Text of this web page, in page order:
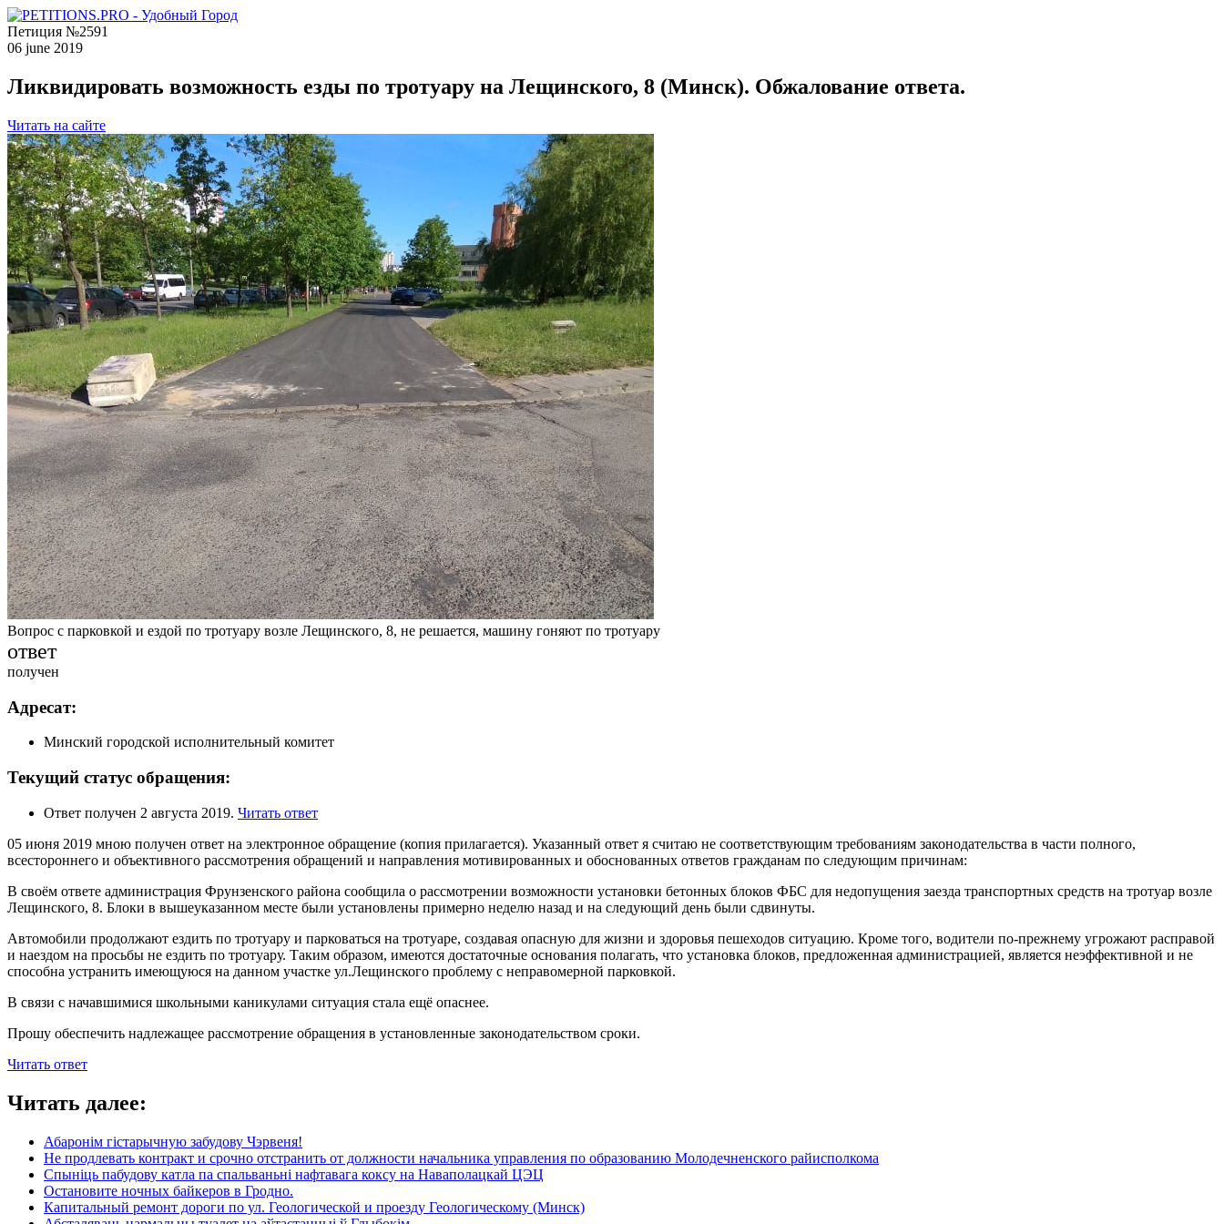
Петиция №2591
06 june 2019
Ликвидировать возможность езды по тротуару на Лещинского, 8 (Минск). Обжалование ответа.
Читать на сайте
Вопрос с парковкой и ездой по тротуару возле Лещинского, 8, не решается, машину гоняют по тротуару
ответ
получен
Адресат:
Минский городской исполнительный комитет
Текущий статус обращения:
Ответ получен 2 августа 2019. Читать ответ
05 июня 2019 мною получен ответ на электронное обращение (копия прилагается). Указанный ответ я считаю не соответствующим требованиям законодательства в части полного,
всестороннего и объективного рассмотрения обращений и направления мотивированных и обоснованных ответов гражданам по следующим причинам:
В своём ответе администрация Фрунзенского района сообщила о рассмотрении возможности установки бетонных блоков ФБС для недопущения заезда транспортных средств на тротуар возле
Лещинского, 8. Блоки в вышеуказанном месте были установлены примерно неделю назад и на следующий день были сдвинуты.
Автомобили продолжают ездить по тротуару и парковаться на тротуаре, создавая опасную для жизни и здоровья пешеходов ситуацию. Кроме того, водители по-прежнему угрожают расправой
и наездом на просьбы не ездить по тротуару. Таким образом, имеются достаточные основания полагать, что установка блоков, предложенная администрацией, является неэффективной и не
способна устранить имеющуюся на данном участке ул.Лещинского проблему с неправомерной парковкой.
В связи с начавшимися школьными каникулами ситуация стала ещё опаснее.
Прошу обеспечить надлежащее рассмотрение обращения в установленные законодательством сроки.
Читать ответ
Читать далее:
Абаронім гістарычную забудову Чэрвеня!
Не продлевать контракт и срочно отстранить от должности начальника управления по образованию Молодечненского райисполкома
Спыніць пабудову катла па спальваньні нафтавага коксу на Наваполацкай ЦЭЦ
Остановите ночных байкеров в Гродно.
Капитальный ремонт дороги по ул. Геологической и проезду Геологическому (Минск)